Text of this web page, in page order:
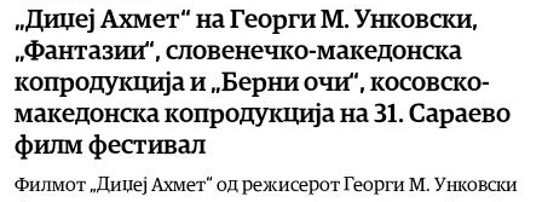
„Диџеј Ахмет“ на Георги М. Унковски,
„Фантазии“, словенечко-македонска
копродукција и „Берни очи“, косовско-
македонска копродукција на 31. Сараево
филм фестивал
Филмот „Диџеј Ахмет“ од режисерот Георги М. Унковски